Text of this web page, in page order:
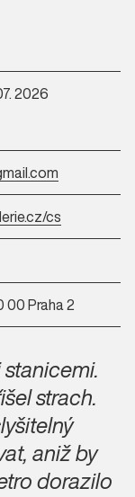
2026
cs
00 Praha 2
strach.
aniž by
dorazilo